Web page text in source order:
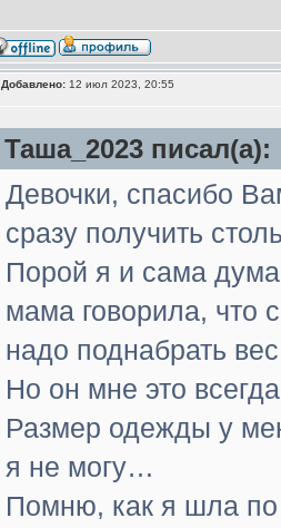
Добавлено:12 июл 2023, 20:55
Таша_2023 писал(а):
Девочки, спасибо
сразу получить
Порой я и сама
мама говорила, что
надо поднабрать
Но он мне это
Размер одежды у
я не могу…
Помню, как я шла